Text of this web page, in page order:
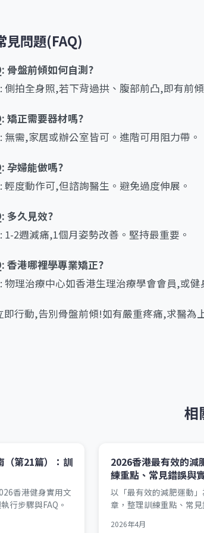
見問題(FAQ)
骨盤前傾如何自測?
側拍全身照,若下背過拱、腹部前凸,即有前
矯正需要器材嗎?
無需,家居或辦公室皆可。進階可用阻力帶。
孕婦能做嗎?
輕度動作可,但諮詢醫生。避免過度伸展。
多久見效?
1-2週減痛,1個月姿勢改善。堅持最重要。
香港哪裡學專業矯正?
物理治療中心如香港生理治療學會會員,或健
即行動,告別骨盤前傾!如有嚴重疼痛,求醫為
相
（第21篇）：訓
香港健身實用文
行步驟與FAQ。
2026香港最有效的減
練重點、常見錯誤與
以「最有效的減肥運動
章，整理訓練重點、常
2026年4月